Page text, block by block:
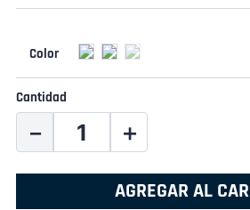
Cantidad
＋
－
AGREGAR AL